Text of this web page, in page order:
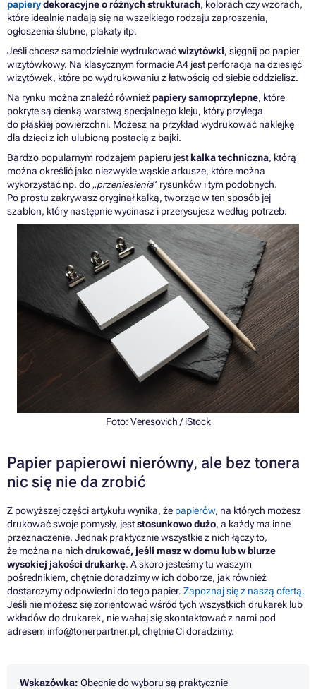
papierydekoracyjne o różnych strukturach, kolorach czy wzorach,
które idealnie nadają się na wszelkiego rodzaju zaproszenia,
ogłoszenia ślubne, plakaty itp.
Jeśli chcesz samodzielnie wydrukowaćwizytówki, sięgnij po papier
wizytówkowy. Na klasycznym formacie A4 jest perforacja na dziesięć
wizytówek, które po wydrukowaniu z łatwością od siebie oddzielisz.
Na rynku można znaleźć równieżpapiery samoprzylepne, które
pokryte są cienką warstwą specjalnego kleju, który przylega
do płaskiej powierzchni. Możesz na przykład wydrukować naklejkę
dla dzieci z ich ulubioną postacią z bajki.
Bardzo popularnym rodzajem papieru jest kalka techniczna, którą
można określić jako niezwykle wąskie arkusze, które można
wykorzystać np. do „przeniesienia” rysunków i tym podobnych.
Po prostu zakrywasz oryginał kalką, tworząc w ten sposób jej
szablon, który następnie wycinasz i przerysujesz według potrzeb.
Foto: Veresovich / iStock
Papier papierowi nierówny, ale bez tonera
nic się nie da zrobić
Z powyższej części artykułu wynika, że papierów, na których możesz
drukować swoje pomysły, jeststosunkowo dużo, a każdy ma inne
przeznaczenie. Jednak praktycznie wszystkie z nich łączy to,
że można na nich drukować, jeśli masz w domu lub w biurze
wysokiej jakości drukarkę. A skoro jesteśmy tu waszym
pośrednikiem, chętnie doradzimy w ich doborze, jak również
dostarczymy odpowiedni do tego papier. Zapoznaj się z naszą ofertą.
Jeśli nie możesz się zorientować wśród tych wszystkich drukarek lub
wkładów do drukarek, nie wahaj się skontaktować z nami pod
adresem info@tonerpartner.pl, chętnie Ci doradzimy.
Wskazówka: Obecnie do wyboru są praktycznie